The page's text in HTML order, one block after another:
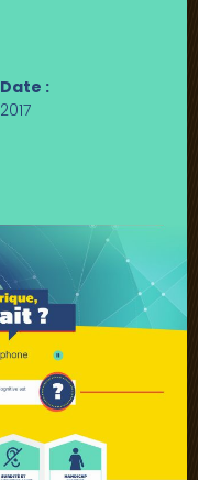
Date :
2017